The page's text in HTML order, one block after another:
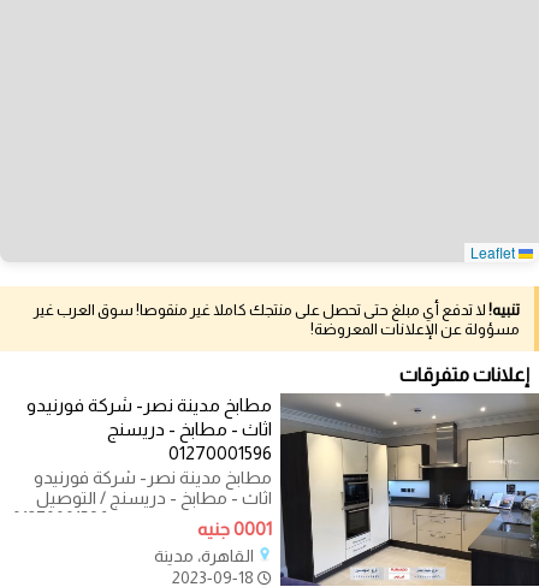
تنبيه! لا تدفع أي مبلغ حتى تحصل على منتجك كاملا غير منقوصا! سوق العرب غير
مسؤولة عن الإعلانات المعروضة!
إعلانات متفرقات
مطابخ مدينة نصر- شركة فورنيدو
اثاث - مطابخ - دريسنج
01270001596
مطابخ مدينة نصر- شركة فورنيدو
اثاث - مطابخ - دريسنج / التوصيل
لجميع محافظات مصر 01270001596
مع شركة
0001 جنيه
القاهرة، مدينة